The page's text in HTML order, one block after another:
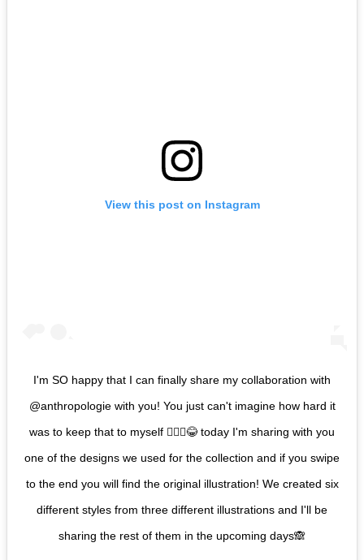
View this post on Instagram
I'm SO happy that I can finally share my collaboration with
@anthropologie with you! You just can't imagine how hard it
was to keep that to myself 🤷🏼‍♀️😂 today I'm sharing with you
one of the designs we used for the collection and if you swipe
to the end you will find the original illustration! We created six
different styles from three different illustrations and I'll be
sharing the rest of them in the upcoming days🙈